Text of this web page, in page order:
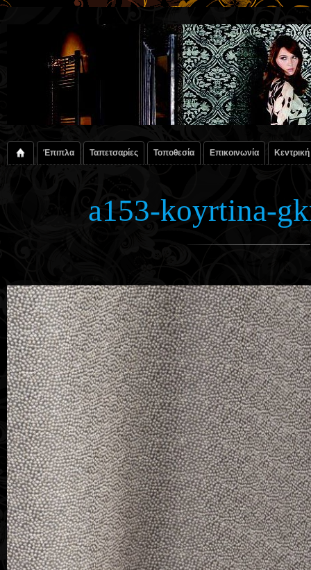
Έπιπλα Ταπετσαρίες Τοποθεσία Επικοινωνία Κεντρική
a153-koyrtina-